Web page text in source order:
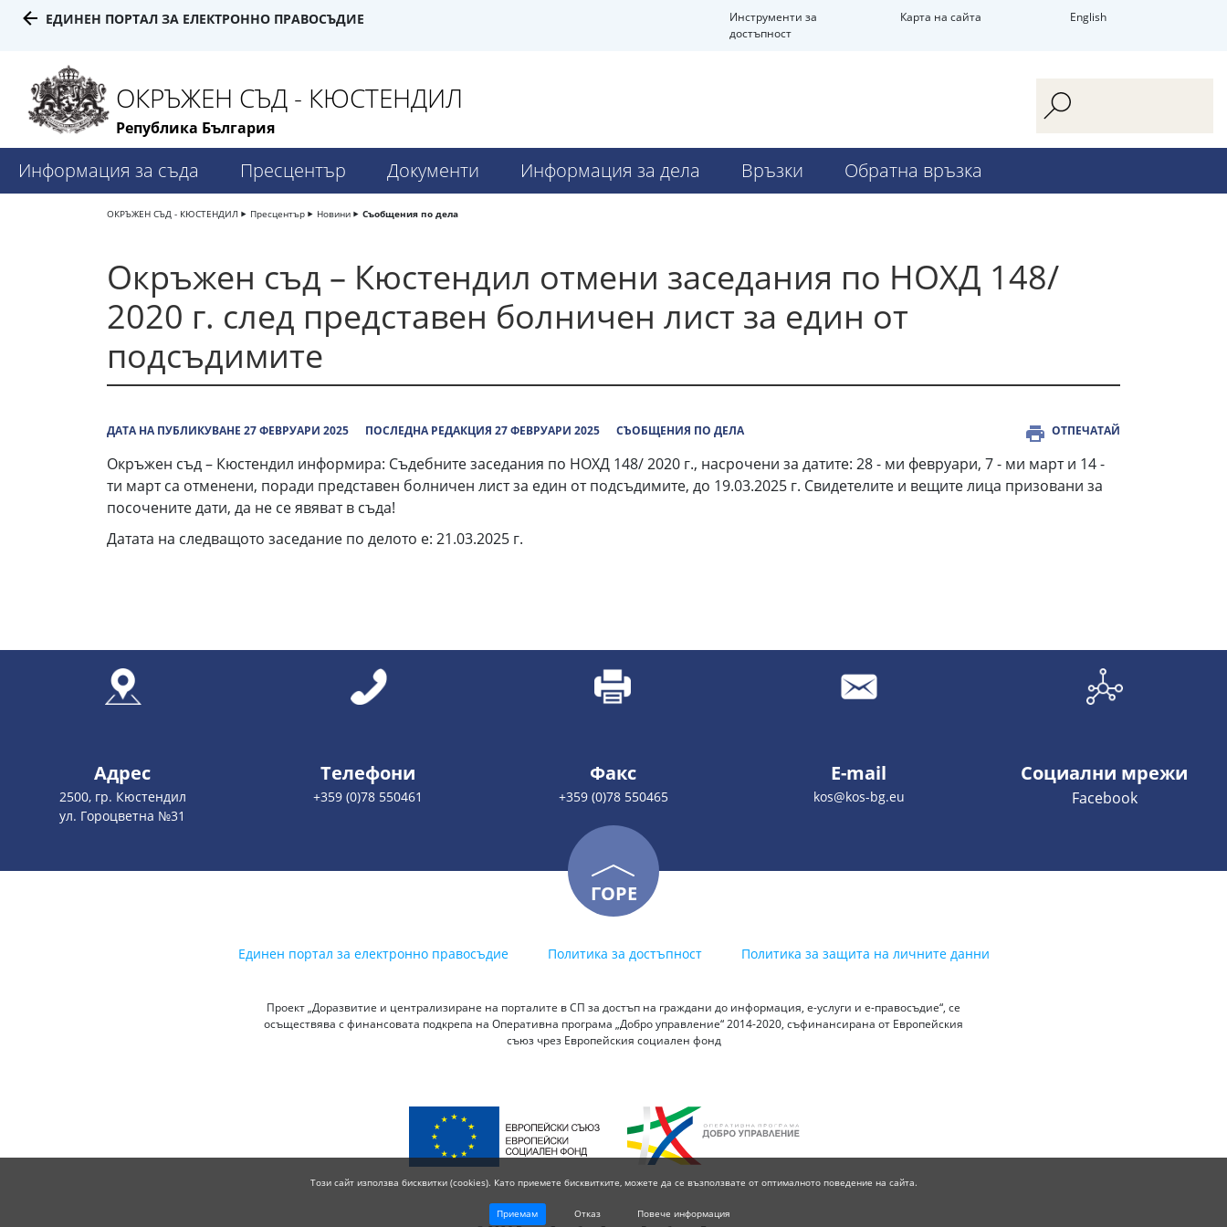
ЕДИНЕН ПОРТАЛ ЗА ЕЛЕКТРОННО ПРАВОСЪДИЕ
Инструменти за
достъпност
Карта на сайта English
ОКРЪЖЕН СЪД - КЮСТЕНДИЛ
Република България
Информация за съда Пресцентър Документи Информация за дела Връзки Обратна връзка
ОКРЪЖЕН СЪД - КЮСТЕНДИЛ Пресцентър Новини Съобщения по дела
Окръжен съд – Кюстендил отмени заседания по НОХД 148/
2020 г. след представен болничен лист за един от
подсъдимите
ДАТА НА ПУБЛИКУВАНЕ 27 ФЕВРУАРИ 2025 ПОСЛЕДНА РЕДАКЦИЯ 27 ФЕВРУАРИ 2025 СЪОБЩЕНИЯ ПО ДЕЛА ОТПЕЧАТАЙ
Окръжен съд – Кюстендил информира: Съдебните заседания по НОХД 148/ 2020 г., насрочени за датите: 28 - ми февруари, 7 - ми март и 14 -
ти март са отменени, поради представен болничен лист за един от подсъдимите, до 19.03.2025 г. Свидетелите и вещите лица призовани за
посочените дати, да не се явяват в съда!
Датата на следващото заседание по делото е: 21.03.2025 г.
Адрес
2500, гр. Кюстендил
ул. Гороцветна №31
Телефони
+359 (0)78 550461
Факс
+359 (0)78 550465
E-mail
kos@kos-bg.eu
Социални мрежи
Facebook
ГОРЕ
Единен портал за електронно правосъдие Политика за достъпност Политика за защита на личните данни
Проект „Доразвитие и централизиране на порталите в СП за достъп на граждани до информация, е-услуги и е-правосъдие“, се
осъществява с финансовата подкрепа на Оперативна програма „Добро управление“ 2014-2020, съфинансирана от Европейския
съюз чрез Европейския социален фонд
Този сайт използва бисквитки (cookies). Като приемете бисквитките, можете да се възползвате от оптималното поведение на сайта.
Приемам Отказ Повече информация